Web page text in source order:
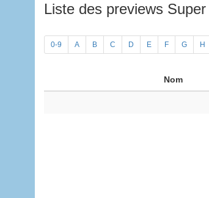
Liste des previews
0-9 A B C D E F G H
Nom